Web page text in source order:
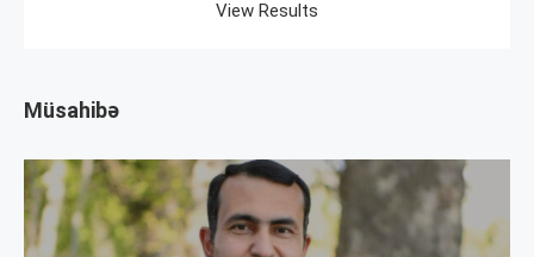
View Results
Müsahibə